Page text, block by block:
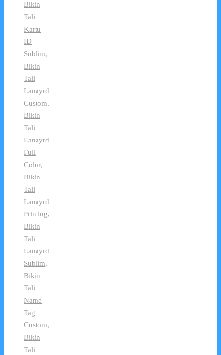
Bikin
Tali
Kartu
ID
Sublim,
Bikin
Tali
Lanayrd
Custom,
Bikin
Tali
Lanayrd
Full
Color,
Bikin
Tali
Lanayrd
Printing,
Bikin
Tali
Lanayrd
Sublim,
Bikin
Tali
Name
Tag
Custom,
Bikin
Tali